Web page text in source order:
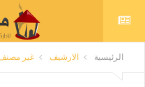
الرئيسية الارشيف غير